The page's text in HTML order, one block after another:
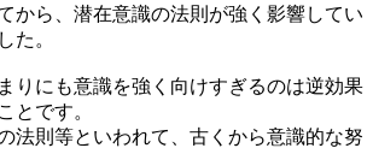
から、潜在意識の法則が強く影響してい
た。
りにも意識を強く向けすぎるのは逆効果
とです。
法則等といわれて、古くから意識的な努